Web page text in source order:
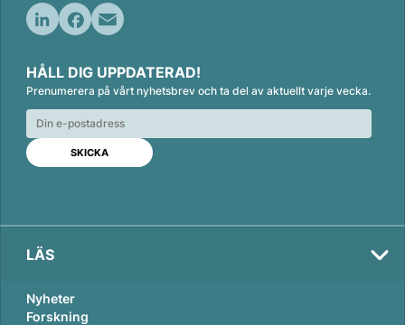
n
k
e
d
n
c
e
b
o
o
k
a
i
l
HÅLL DIG UPPDATERAD!
Prenumerera på vårt nyhetsbrev och ta del av aktuellt varje vecka.
LÄS
Nyheter
Forskning